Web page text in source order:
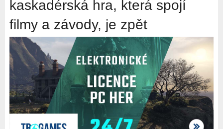
kaskadérská hra, která spojí
filmy a závody, je zpět